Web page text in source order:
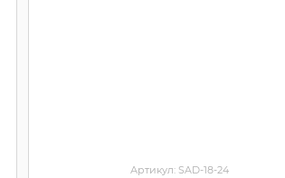
Артикул: SAD-18-24